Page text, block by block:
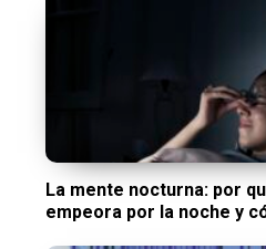
La mente nocturna: por
empeora por la noche y